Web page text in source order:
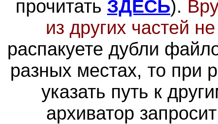
прочитать ЗДЕСЬ).
из других частей
распакуете дубли
разных местах, то при
указать путь к
архиватор